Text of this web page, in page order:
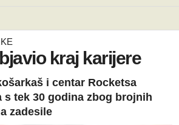
kraj karijere
i centar Rocketsa
s tek 30 godina zbog brojnih
zadesile